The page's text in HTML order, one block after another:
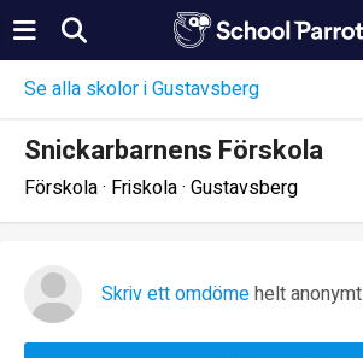
Se alla skolor i Gustavsberg
Snickarbarnens Förskola
Förskola · Friskola · Gustavsberg
Skriv ett omdömehelt anonymt